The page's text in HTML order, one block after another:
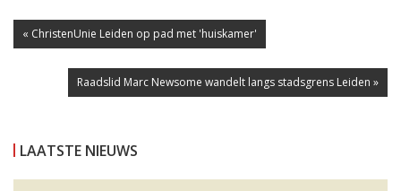
« ChristenUnie Leiden op pad met 'huiskamer'
Raadslid Marc Newsome wandelt langs stadsgrens Leiden »
LAATSTE NIEUWS